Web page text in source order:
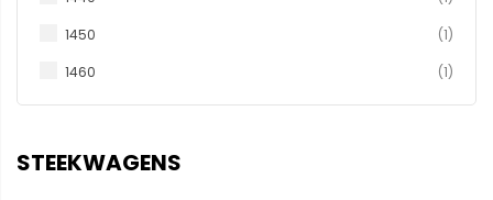
STEEKWAGENS
1450 1
1460 1